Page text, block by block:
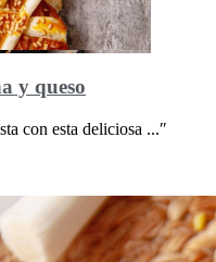
y queso
con esta deliciosa ...″